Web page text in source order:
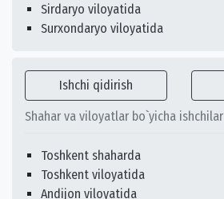
Sirdaryo viloyatida
Surxondaryo viloyatida
Ishchi qidirish
Shahar va viloyatlar bo`yicha ishchilar
Toshkent shaharda
Toshkent viloyatida
Andijon viloyatida